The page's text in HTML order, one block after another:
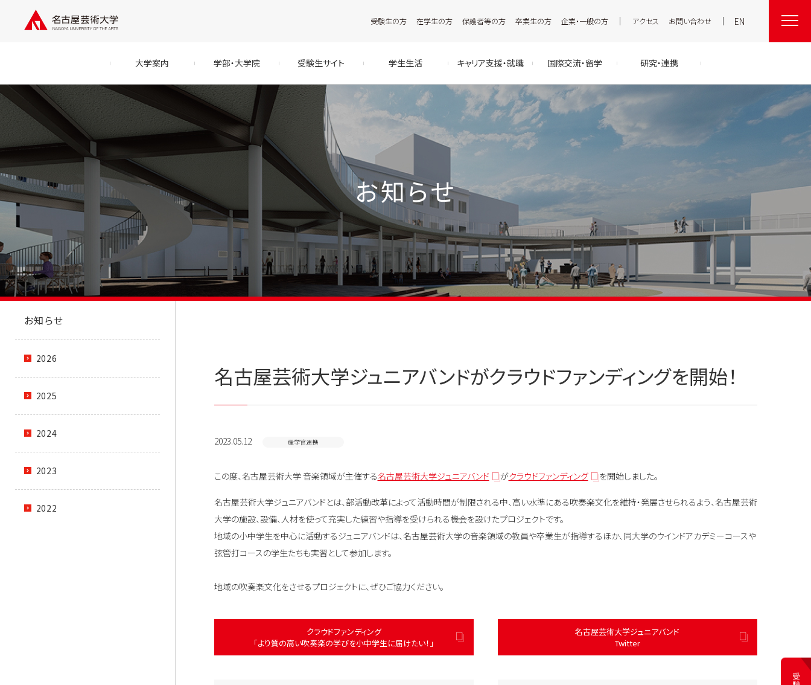
受験生の方 在学生の方 保護者等の方 卒業生の方 企業・一般の方 アクセス お問い合わせ EN
大学案内 学部・大学院 受験生サイト 学生生活 キャリア支援・就職 国際交流・留学 研究・連携
お知らせ
名古屋芸術大学ジュニアバンドがクラウドファンディングを開始！
2023.05.12 産学官連携
この度、名古屋芸術大学 音楽領域が主催する名古屋芸術大学ジュニアバンド がクラウドファンディング を開始しました。
名古屋芸術大学ジュニアバンドとは、部活動改革によって活動時間が制限される中、高い水準にある吹奏楽文化を維持・発展させられるよう、名古屋芸術
大学の施設、設備、人材を使って充実した練習や指導を受けられる機会を設けたプロジェクトです。
地域の小中学生を中心に活動するジュニアバンドは、名古屋芸術大学の音楽領域の教員や卒業生が指導するほか、同大学のウインドアカデミーコースや
弦管打コースの学生たちも実習として参加します。
地域の吹奏楽文化をさせるプロジェクトに、ぜひご協力ください。
クラウドファンディング
「より質の高い吹奏楽の学びを小中学生に届けたい！」
名古屋芸術大学ジュニアバンド
Twitter
お知らせ
2026
2025
2024
2023
2022